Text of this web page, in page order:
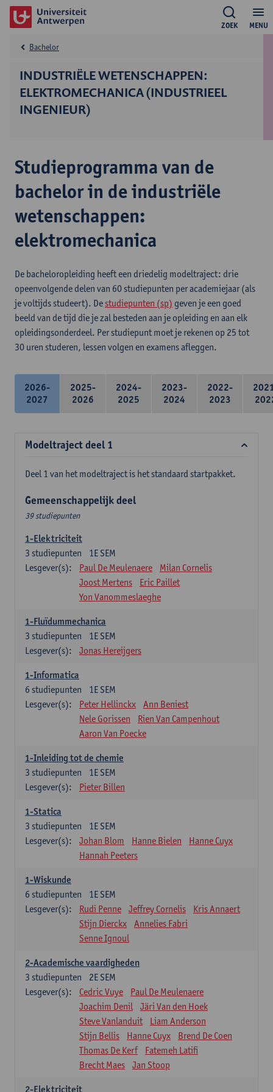
MENU
ZOEK
INDUSTRIËLE WETENSCHAPPEN:
ELEKTROMECHANICA (INDUSTRIEEL
INGENIEUR)
Bachelor
Studieprogramma van de
bachelor in de industriële
wetenschappen:
elektromechanica
De bacheloropleiding heeft een driedelig modeltraject: drie
opeenvolgende delen van 60 studiepunten per academiejaar (als
je voltijds studeert). De studiepunten (sp) geven je een goed
beeld van de tijd die je zal besteden aan je opleiding en aan elk
opleidingsonderdeel. Per studiepunt moet je rekenen op 25 tot
30 uren studeren, lessen volgen en examens afleggen.
2026-
2027
2025-
2026
2024-
2025
2023-
2024
2022-
2023
Modeltraject deel 1
Deel 1 van het modeltraject is het standaard startpakket.
Gemeenschappelijk deel
39 studiepunten
1-Elektriciteit
1E SEM
3 studiepunten
Lesgever(s):
Paul De Meulenaere
Milan Cornelis
Joost Mertens
Eric Paillet
Yon Vanommeslaeghe
1-Fluïdummechanica
1E SEM
3 studiepunten
Lesgever(s):
Jonas Hereijgers
1-Informatica
1E SEM
6 studiepunten
Lesgever(s):
Peter Hellinckx
Ann Beniest
Nele Gorissen
Rien Van Campenhout
Aaron Van Poecke
1-Inleiding tot de chemie
1E SEM
3 studiepunten
Lesgever(s):
Pieter Billen
1-Statica
1E SEM
3 studiepunten
Lesgever(s):
Johan Blom Hanne Bielen
Hanne Cuyx
Hannah Peeters
1-Wiskunde
1E SEM
6 studiepunten
Lesgever(s):
Rudi Penne Jeffrey Cornelis
Kris Annaert
Stijn Dierckx
Annelies Fabri
Senne Ignoul
2-Academische vaardigheden
2E SEM
3 studiepunten
Lesgever(s):
Cedric Vuye
Paul De Meulenaere
Joachim Denil
Järi Van den Hoek
Steve Vanlanduit
Liam Anderson
Stijn Bellis
Hanne Cuyx
Brend De Coen
Thomas De Kerf
Fatemeh Latifi
Brecht Maes
Jan Stoop
2-Elektriciteit